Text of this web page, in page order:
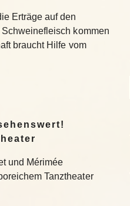
Erträge auf den
kommen
braucht Hilfe vom
und Mérimée
Tanztheater